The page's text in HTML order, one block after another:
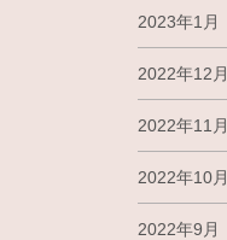
2023年1月
2022年12月
2022年11月
2022年10月
2022年9月